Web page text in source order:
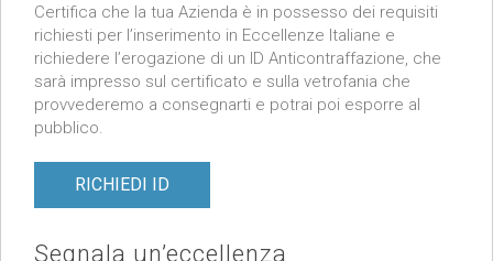
Certifica che la tua Azienda è in possesso dei requisiti
richiesti per l’inserimento in Eccellenze Italiane e
richiedere l’erogazione di un ID Anticontraffazione, che
sarà impresso sul certificato e sulla vetrofania che
provvederemo a consegnarti e potrai poi esporre al
pubblico.
RICHIEDI ID
Segnala un’eccellenza